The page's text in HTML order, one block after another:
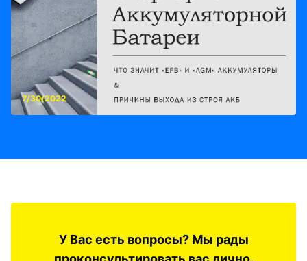
7/30/2022
У Вас есть вопросы? Мы рады